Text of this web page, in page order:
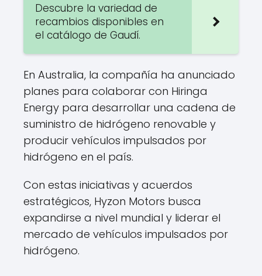
Descubre la variedad de
recambios disponibles en
el catálogo de Gaudí.
En Australia, la compañía ha anunciado
planes para colaborar con Hiringa
Energy para desarrollar una cadena de
suministro de hidrógeno renovable y
producir vehículos impulsados por
hidrógeno en el país.
Con estas iniciativas y acuerdos
estratégicos, Hyzon Motors busca
expandirse a nivel mundial y liderar el
mercado de vehículos impulsados por
hidrógeno.